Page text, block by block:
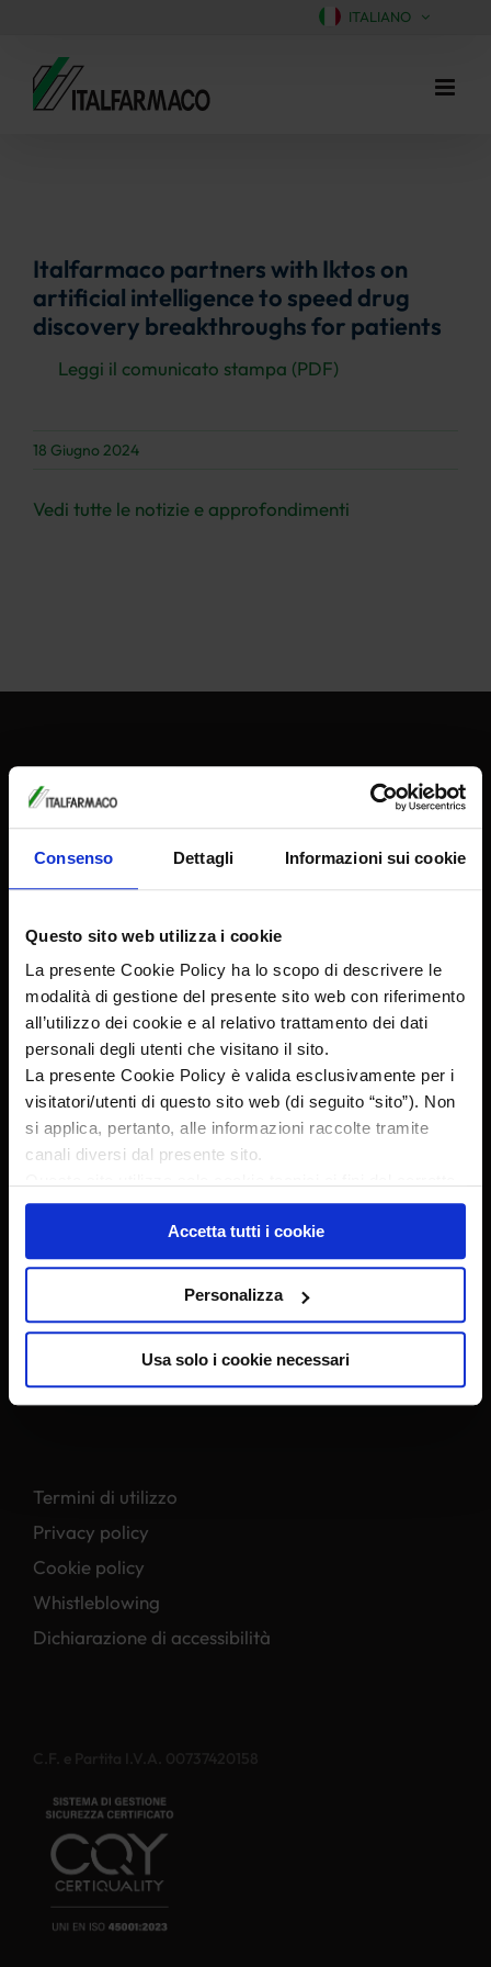
Consenso Dettagli Informazioni sui cookie
Questo sito web utilizza i cookie
La presente Cookie Policy ha lo scopo di descrivere le
modalità di gestione del presente sito web con riferimento
all’utilizzo dei cookie e al relativo trattamento dei dati
personali degli utenti che visitano il sito.
La presente Cookie Policy è valida esclusivamente per i
visitatori/utenti di questo sito web (di seguito “sito”). Non
si applica, pertanto, alle informazioni raccolte tramite
canali diversi dal presente sito.
funzionamento delle pagine di questo sito, migliorarne la
sicurezza e condurre ricerche e analisi a carattere
aggregato per migliorarne il contenuto.
Accetta tutti i cookie
Personalizza
Usa solo i cookie necessari
ITALIANO
Italfarmaco partners with Iktos on
artificial intelligence to speed drug
discovery breakthroughs for patients
Leggi il comunicato stampa (PDF)
18 Giugno 2024
Vedi tutte le notizie e approfondimenti
ITALFARMACO S.p.A.
20126 Milano
Tel. +39 02 64431
Fax +39 02 644346 / +39 02 66102753
Direzione, uffici e centro ricerche
ITALFARMACO S.p.A.
Via dei Lavoratori, 54
Tel. +39 02 64431
Fax +39 02 6424790
Lavora con noi
Termini di utilizzo
Privacy policy
Cookie policy
Whistleblowing
Dichiarazione di accessibilità